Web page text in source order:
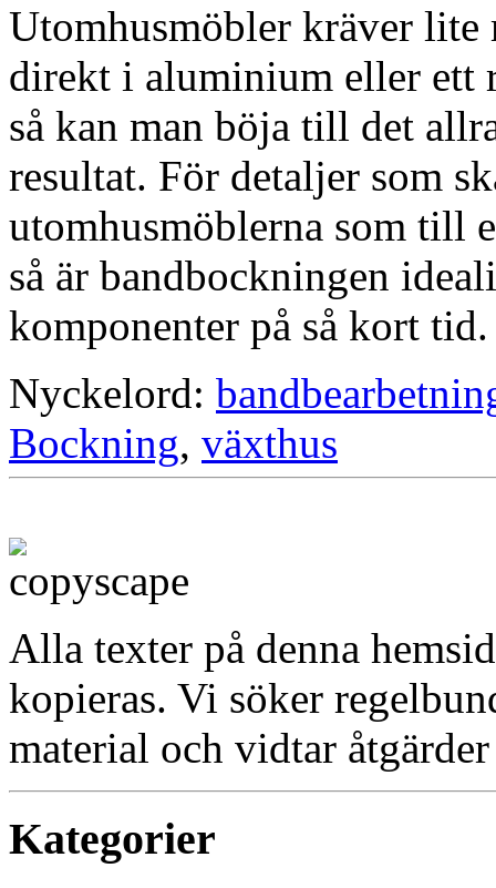
Utomhusmöbler kräver lite
direkt i aluminium eller ett
så kan man böja till det
resultat. För detaljer som
utomhusmöblerna som till
så är bandbockningen
komponenter på så kort tid.
Nyckelord:
Bockning, växthus
Alla texter på denna
kopieras. Vi söker
material och vidtar
Kategorier